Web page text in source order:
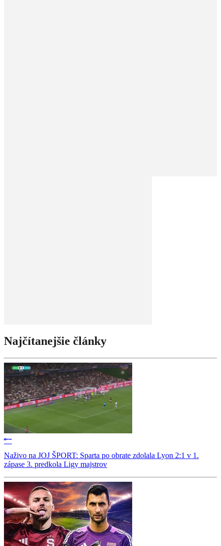
Najčítanejšie články
Naživo na JOJ ŠPORT: Sparta po obrate zdolala Lyon 2:1 v 1.
zápase 3. predkola Ligy majstrov